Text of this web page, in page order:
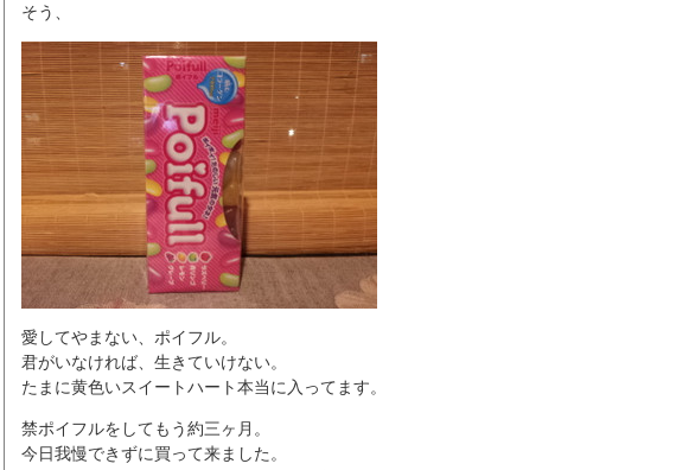
そう、
愛してやまない、ポイフル。
君がいなければ、生きていけない。
たまに黄色いスイートハート本当に入ってます。
禁ポイフルをしてもう約三ヶ月。
今日我慢できずに買って来ました。